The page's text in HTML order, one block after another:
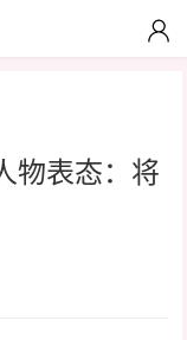
物表态：将